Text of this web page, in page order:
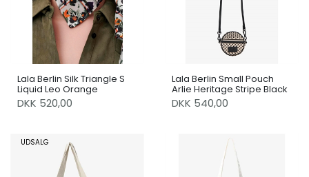
Lala Berlin Silk Triangle S
Liquid Leo Orange
DKK 520,00
Lala Berlin Small Pouch
Arlie Heritage Stripe Black
DKK 540,00
UDSALG